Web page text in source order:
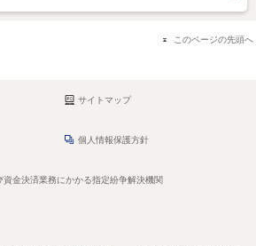
このページの先頭へ
サイトマップ
個人情報保護方針
金決済業務にかかる指定紛争解決機関